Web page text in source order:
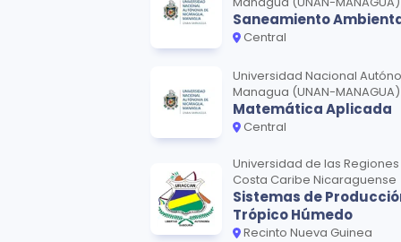
Saneamiento
Central
Universidad Nacional
Managua (UNAN-MANAGUA)
Matemática Aplicada
Central
Universidad de las
Costa Caribe Nicaraguense
Sistemas de
Trópico Húmedo
Recinto Nueva Guinea